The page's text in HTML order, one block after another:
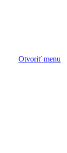
Otvoriť menu